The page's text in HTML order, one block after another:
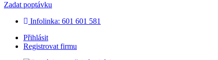
Zadat poptávku
Infolinka: 601 601 581
Přihlásit
Registrovat firmu